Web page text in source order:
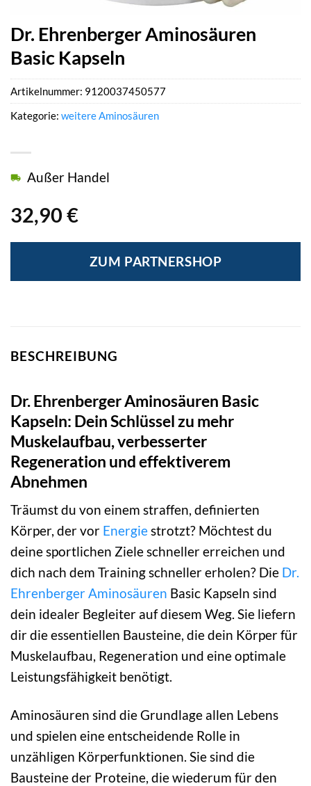
Dr. Ehrenberger Aminosäuren
Basic Kapseln
32,90 €
Außer Handel
ZUM PARTNERSHOP
Artikelnummer: 9120037450577
Kategorie: weitere Aminosäuren
BESCHREIBUNG
Dr. Ehrenberger Aminosäuren Basic
Kapseln: Dein Schlüssel zu mehr
Muskelaufbau, verbesserter
Regeneration und effektiverem
Abnehmen
Träumst du von einem straffen, definierten
Körper, der vor Energiestrotzt? Möchtest du
deine sportlichen Ziele schneller erreichen und
dich nach dem Training schneller erholen? Die Dr.
EhrenbergerAminosäuren Basic Kapseln sind
dein idealer Begleiter auf diesem Weg. Sie liefern
dir die essentiellen Bausteine, die dein Körper für
Muskelaufbau, Regeneration und eine optimale
Leistungsfähigkeit benötigt.
Aminosäuren sind die Grundlage allen Lebens
und spielen eine entscheidende Rolle in
unzähligen Körperfunktionen. Sie sind die
Bausteine der Proteine, die wiederum für den